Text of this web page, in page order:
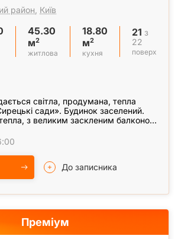
район Київ
45.30
м2
житлова
18.80
м2
кухня
21 з
22
поверх
світла, продумана, тепла
сади». Будинок заселений.
з великим заскленим балконом,
До записника
Преміум